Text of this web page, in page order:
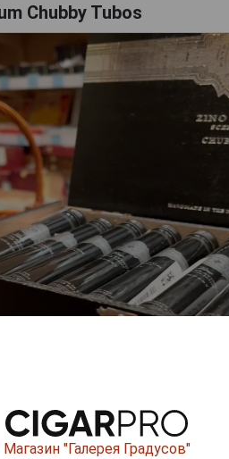
Chubby Tubos
Магазин "Галерея Градусов"